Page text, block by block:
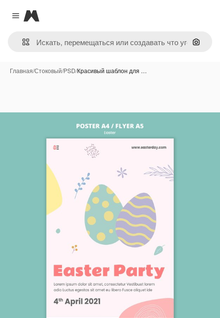
Close menu
Magnific
Поиск
Главная/Стоковый/PSD/Красивый шаблон для …